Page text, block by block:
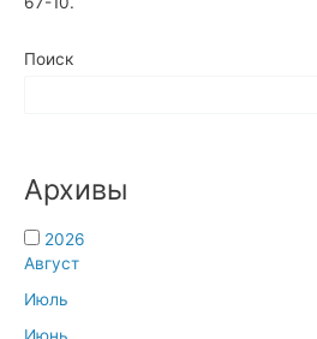
Поиск
Архивы
2026
Август
Июль